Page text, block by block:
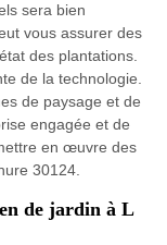
sera bien
vous assurer des
des plantations.
de la technologie.
de paysage et de
engagée et de
en œuvre des
30124.
de jardin à L